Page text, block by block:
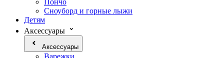
Пончо
Сноуборд и горные лыжи
Детям
Аксессуары
Аксессуары
Варежки